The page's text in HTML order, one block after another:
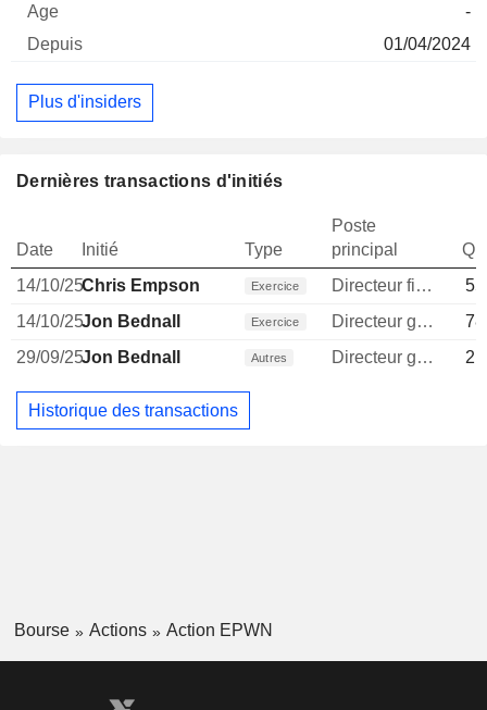
-
01/04/2024
Plus d'insiders
Dernières transactions d'initiés
Date Initié Type
Poste
principal
14/10/25Chris Empson Exercice Directeur financier
14/10/25Jon Bednall Exercice Directeur general
29/09/25Jon Bednall Autres Directeur general
Historique des transactions
Bourse Actions Action EPWN